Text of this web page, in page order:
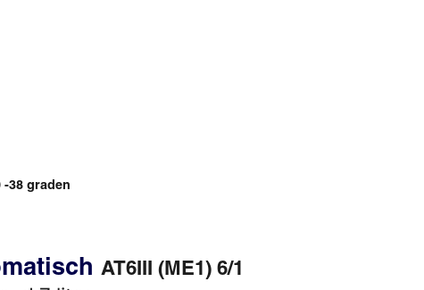
-38 graden
AT6III (ME1) 6/1